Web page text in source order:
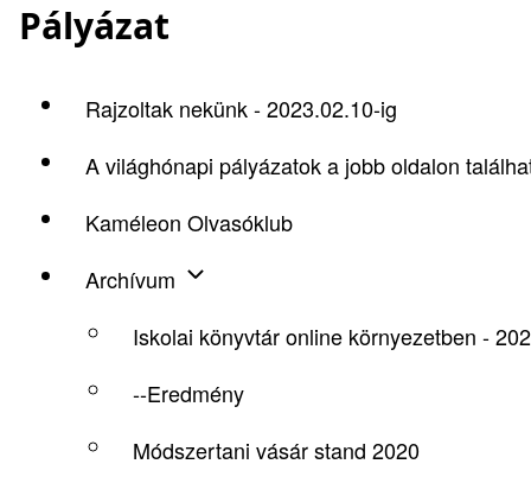
Pályázat
Rajzoltak nekünk - 2023.02.10-ig
A világhónapi pályázatok a jobb oldalon
Kaméleon Olvasóklub
Archívum
Iskolai könyvtár online környezetben -
--Eredmény
Módszertani vásár stand 2020